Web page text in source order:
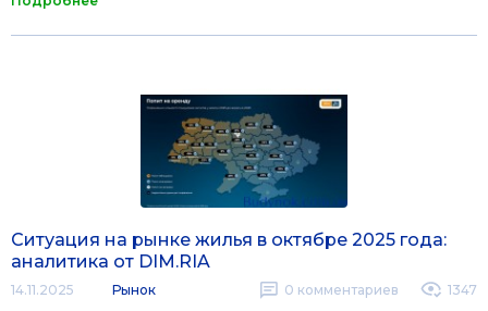
Ситуация на рынке жилья в октябре 2025 года:
аналитика от DIM.RIA
14.11.2025 Рынок 0 комментариев 1347